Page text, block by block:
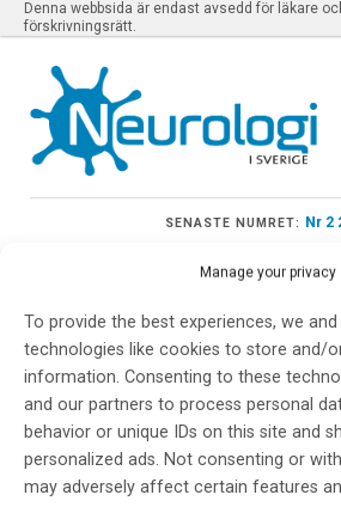
Manage your privacy
To provide the best experiences, we
technologies like cookies to store and/
information. Consenting to these
and our partners to process personal
behavior or unique IDs on this site and
personalized ads. Not consenting or
may adversely affect certain features
Denna webbsida är endast avsedd för läkare
förskrivningsrätt.
SENASTE NUMRET: Nr 2
Meny